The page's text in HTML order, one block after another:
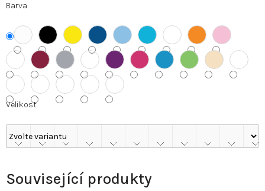
Barva
Velikost
Související produkty